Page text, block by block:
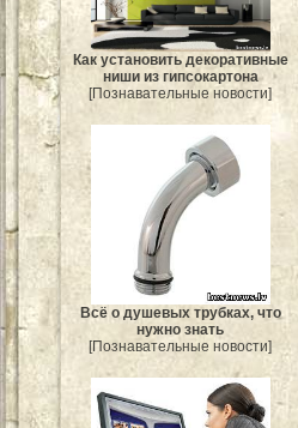
Как установить декоративные
ниши из гипсокартона
[Познавательные новости]
Всё о душевых трубках, что
нужно знать
[Познавательные новости]